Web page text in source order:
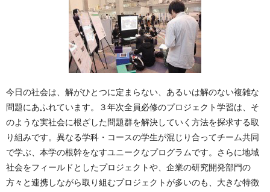
今日の社会は、解がひとつに定まらない、あるいは解のない複雑な
問題にあふれています。３年次全員必修のプロジェクト学習は、そ
のような実社会に根ざした問題群を解決していく方法を探求する取
り組みです。異なる学科・コースの学生が混じり合ってチーム共同
で学ぶ、本学の根幹をなすユニークなプログラムです。さらに地域
社会をフィールドとしたプロジェクトや、企業の研究開発部門の
方々と連携しながら取り組むプロジェクトが多いのも、大きな特徴